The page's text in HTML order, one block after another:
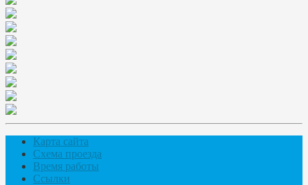
Карта сайта
Схема проезда
Время работы
Ссылки